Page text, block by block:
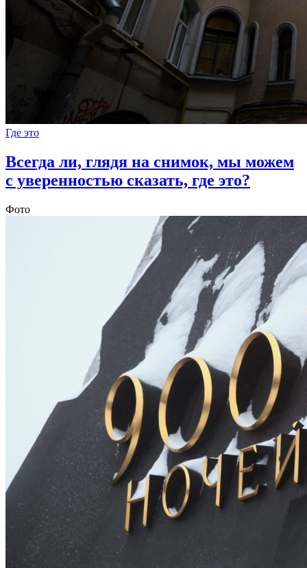
Где это
Всегда ли, глядя на снимок, мы можем
с уверенностью сказать, где это?
Фото